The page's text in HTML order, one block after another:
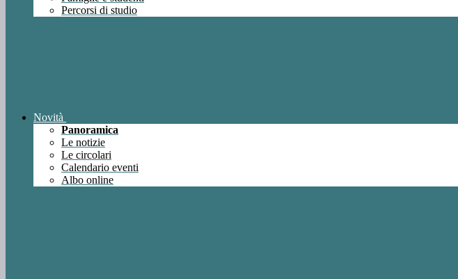
Percorsi di studio
Novità
Panoramica
Le notizie
Le circolari
Calendario eventi
Albo online